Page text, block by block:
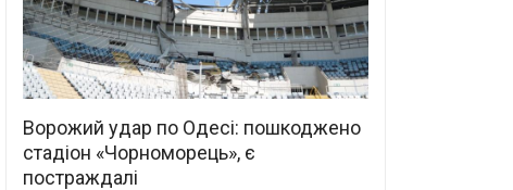
Ворожий удар по Одесі: пошкоджено
стадіон «Чорноморець», є
постраждалі